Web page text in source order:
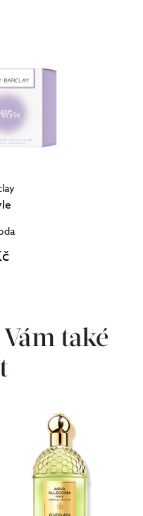
také